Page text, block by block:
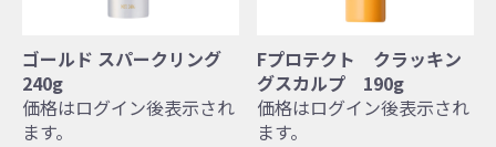
ゴールド スパークリング
240g
価格はログイン後表示され
ます。
Fプロテクト クラッキン
グスカルプ 190g
価格はログイン後表示され
ます。